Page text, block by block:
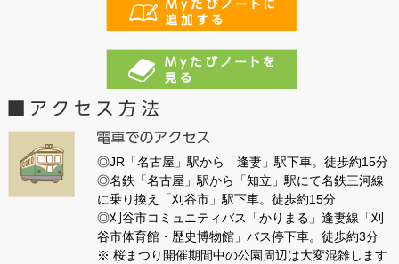
◎JR「名古屋」駅から「逢妻」駅下車。徒歩約15分
◎名鉄「名古屋」駅から「知立」駅にて名鉄三河線
に乗り換え「刈谷市」駅下車。徒歩約15分
◎刈谷市コミュニティバス「かりまる」逢妻線「刈
谷市体育館・歴史博物館」バス停下車。徒歩約3分
※ 桜まつり開催期間中の公園周辺は大変混雑します